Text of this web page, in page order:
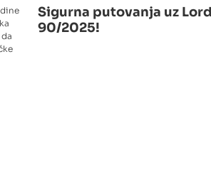
Sigurna putovanja uz
90/2025!